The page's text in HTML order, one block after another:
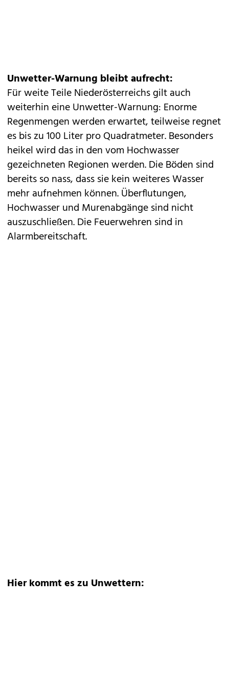
Unwetter-Warnung bleibt aufrecht:
Für weite Teile Niederösterreichs gilt auch
weiterhin eine Unwetter-Warnung: Enorme
Regenmengen werden erwartet, teilweise regnet
es bis zu 100 Liter pro Quadratmeter. Besonders
heikel wird das in den vom Hochwasser
gezeichneten Regionen werden. Die Böden sind
bereits so nass, dass sie kein weiteres Wasser
mehr aufnehmen können. Überflutungen,
Hochwasser und Murenabgänge sind nicht
auszuschließen. Die Feuerwehren sind in
Alarmbereitschaft.
Hier kommt es zu Unwettern: